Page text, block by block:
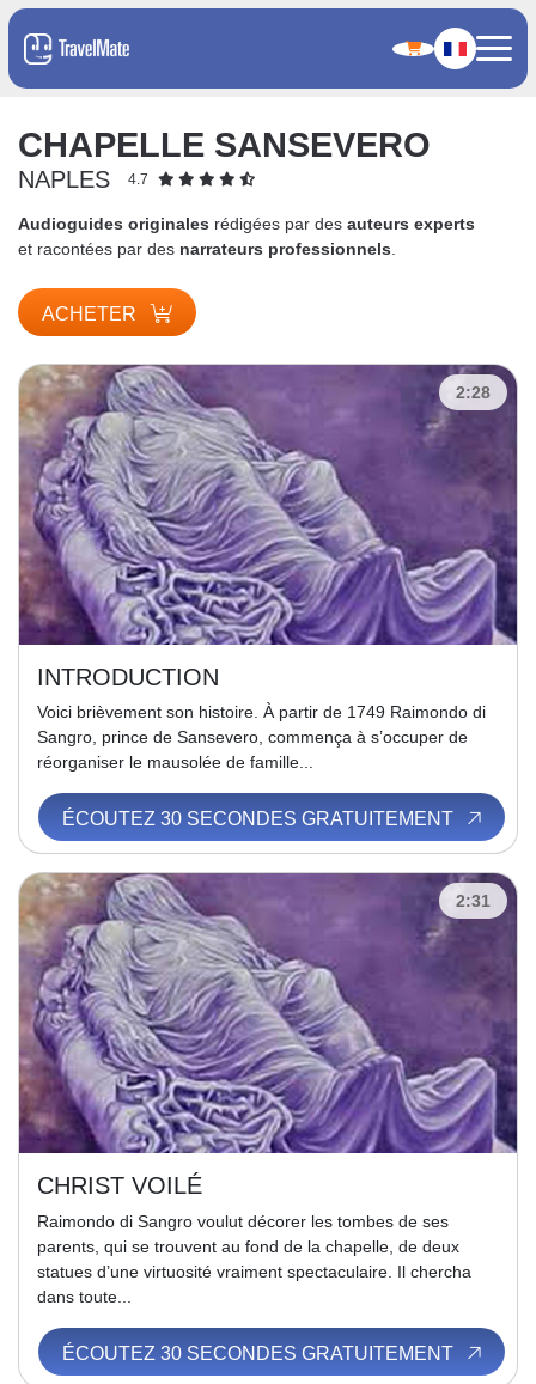
CHAPELLE SANSEVERO
NAPLES 4.7
Audioguides originales rédigées par des auteurs experts
et racontées par des narrateurs professionnels
ACHETER
2:28
INTRODUCTION
Voici brièvement son histoire. À partir de 1749 Raimondo di
Sangro, prince de Sansevero, commença à s’occuper de
réorganiser le mausolée de famille...
ÉCOUTEZ 30 SECONDES GRATUITEMENT
2:31
CHRIST VOILÉ
Raimondo di Sangro voulut décorer les tombes de ses
parents, qui se trouvent au fond de la chapelle, de deux
statues d’une virtuosité vraiment spectaculaire. Il chercha
dans toute...
ÉCOUTEZ 30 SECONDES GRATUITEMENT